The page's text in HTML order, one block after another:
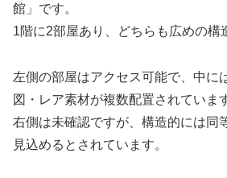
館」です。
1階に2部屋あり、どちらも広めの構
左側の部屋はアクセス可能で、中に
図・レア素材が複数配置されていま
右側は未確認ですが、構造的には同
見込めるとされています。